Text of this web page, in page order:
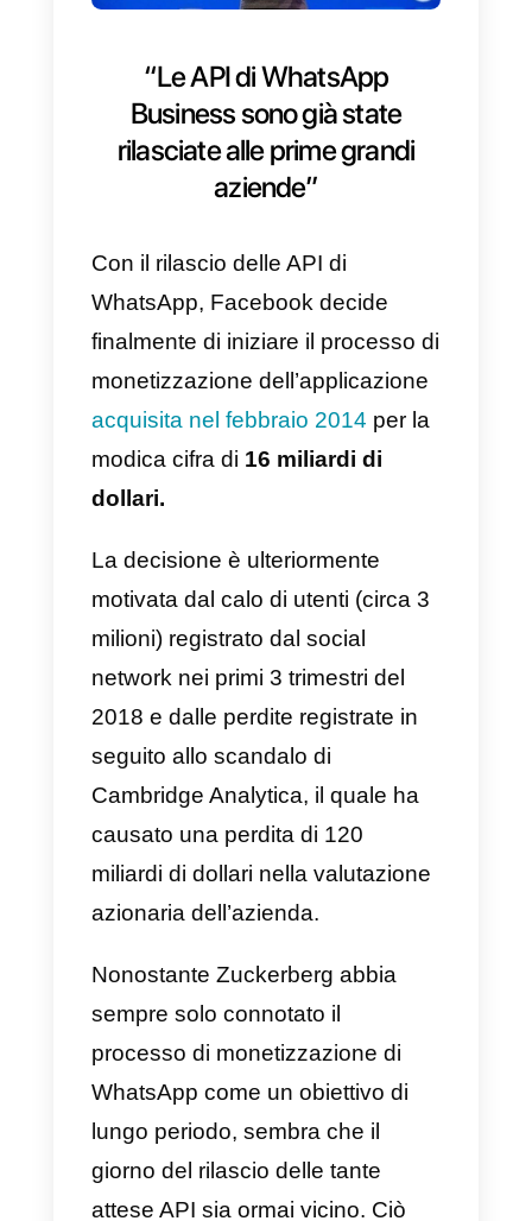
transazionalee senza fini di
marketing, ma torneremo su
questo punto più avanti
Clicca qui se vuoi conoscere
le possibili domande e risposte
WhatsApp Business
“Le API di WhatsApp
Business sono già state
rilasciate alle prime grandi
aziende”
Con il rilascio delle API di
WhatsApp, Facebook decide
finalmente di iniziare il processo
monetizzazione dell’applicazione
acquisita nel febbraio 2014